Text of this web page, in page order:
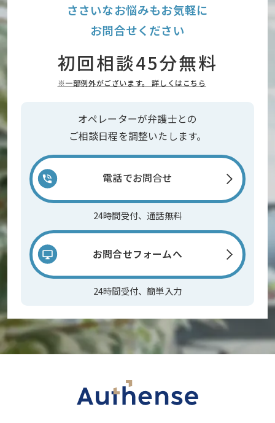
ささいなお悩みもお気軽に
お問合せください
初回相談45分無料
※一部例外がございます。 詳しくはこちら
オペレーターが弁護士との
ご相談日程を調整いたします。
電話でお問合せ
24時間受付、通話無料
お問合せフォームへ
24時間受付、簡単入力